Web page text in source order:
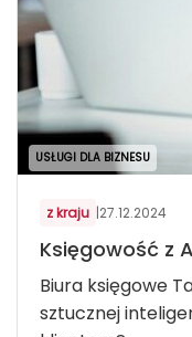
USŁUGI DLA BIZNESU
z kraju |27.12.2024
Księgowość z
Biura księgowe
sztucznej